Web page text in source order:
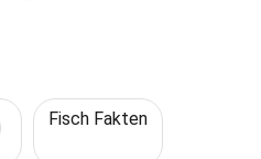
Fisch Fakten